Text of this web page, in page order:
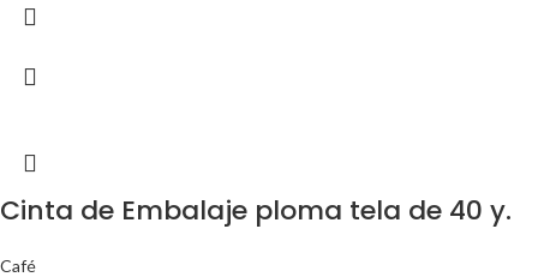
Cinta de Embalaje ploma tela de 40 y.
Café